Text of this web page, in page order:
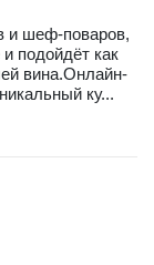
и шеф-поваров,
подойдёт как
вина.Онлайн-
ку...